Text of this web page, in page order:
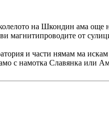
на Шкондин ама
магнитипроводите от
и части нямам ма
с намотка Славянка или